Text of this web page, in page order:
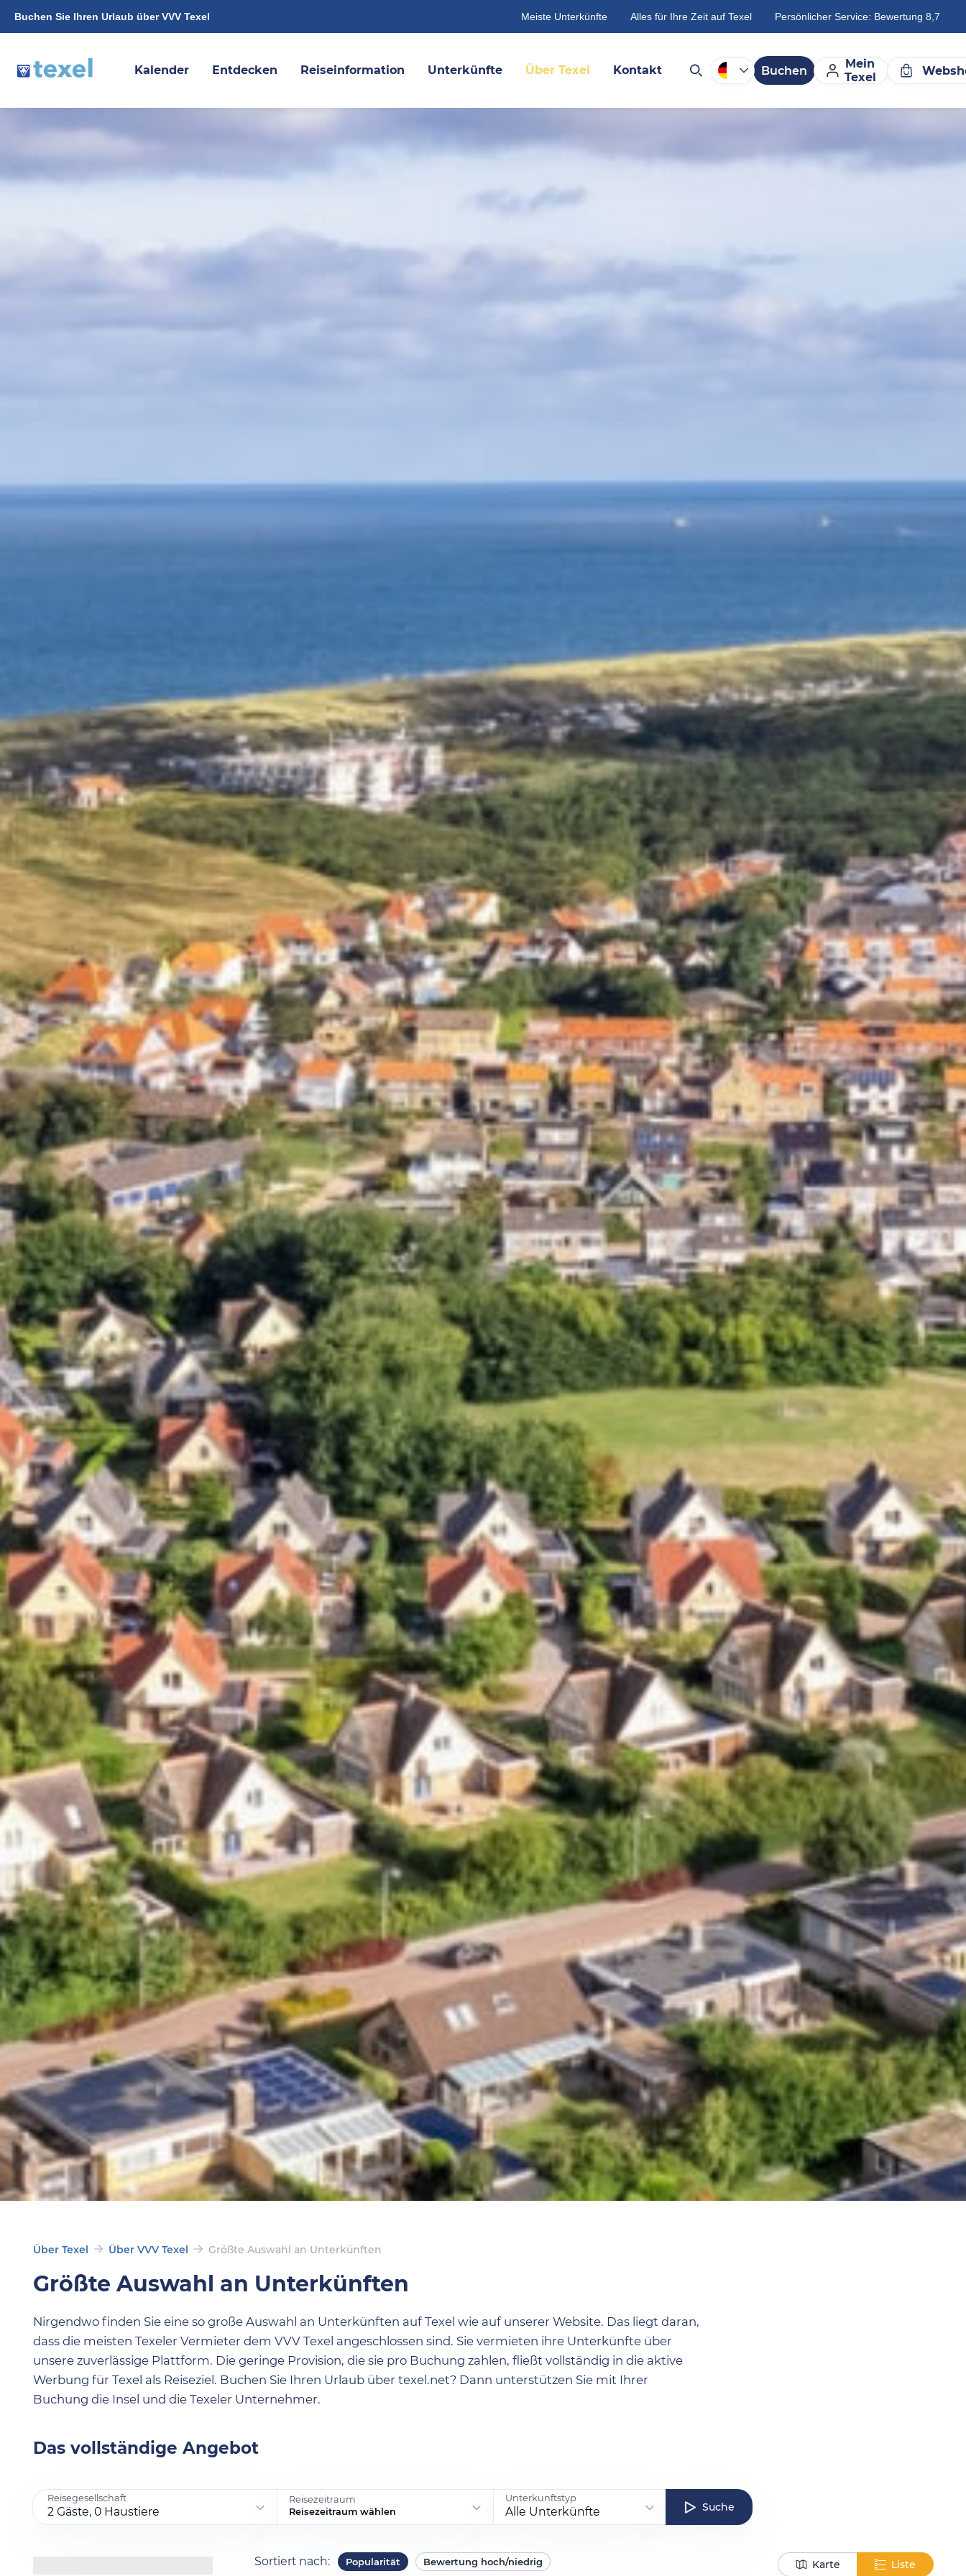
Buchen Sie Ihren Urlaub über VVV Texel Meiste Unterkünfte Alles für Ihre Zeit auf Texel Persönlicher Service: Bewertung 8,7
Kalender Entdecken Reiseinformation Unterkünfte Über Texel Kontakt Buchen
Mein
Texel
Über Texel Über VVV Texel Größte Auswahl an Unterkünften
Größte Auswahl an Unterkünften
Nirgendwo finden Sie eine so große Auswahl an Unterkünften auf Texel wie auf unserer Website. Das liegt daran,
dass die meisten Texeler Vermieter dem VVV Texel angeschlossen sind. Sie vermieten ihre Unterkünfte über
unsere zuverlässige Plattform. Die geringe Provision, die sie pro Buchung zahlen, fließt vollständig in die aktive
Werbung für Texel als Reiseziel. Buchen Sie Ihren Urlaub über texel.net? Dann unterstützen Sie mit Ihrer
Buchung die Insel und die Texeler Unternehmer.
Das vollständige Angebot
Reisegesellschaft
2 Gäste, 0 Haustiere
Reisezeitraum
Reisezeitraum wählen
Unterkunftstyp
Alle Unterkünfte Suche
Sortiert nach: Popularität Bewertung hoch/niedrig Karte Liste